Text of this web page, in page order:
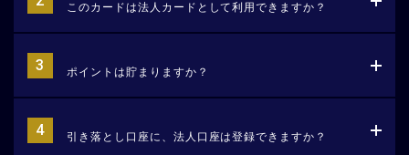
このカードは法人カードとして利用できますか？
ポイントは貯まりますか？
引き落とし口座に、法人口座は登録できますか？